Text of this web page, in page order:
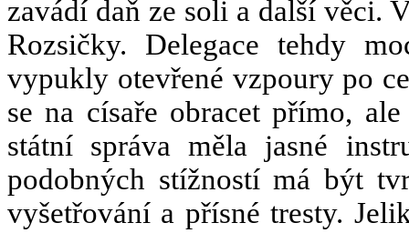
zavádí daň ze soli a další věci.
Rozsičky. Delegace tehdy
vypukly otevřené vzpoury po
se na císaře obracet přímo,
státní správa měla jasné
podobných stížností má být
vyšetřování a přísné tresty.